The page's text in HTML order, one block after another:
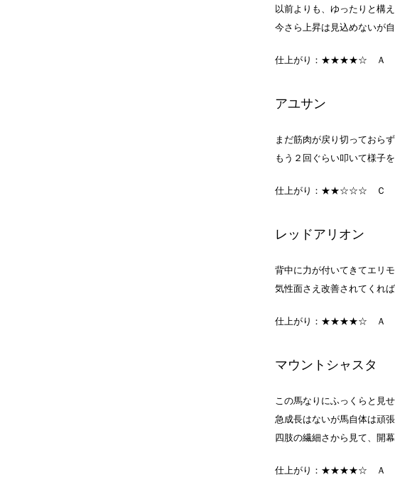
以前よりも、ゆったりと構
今さら上昇は見込めないが
仕上がり：★★★★☆ Ａ
アユサン
まだ筋肉が戻り切っておら
もう２回ぐらい叩いて様子を
仕上がり：★★☆☆☆ Ｃ
レッドアリオン
背中に力が付いてきてエリ
気性面さえ改善されてくれ
仕上がり：★★★★☆ Ａ
マウントシャスタ
この馬なりにふっくらと見
急成長はないが馬自体は頑張
四肢の繊細さから見て、開
仕上がり：★★★★☆ Ａ